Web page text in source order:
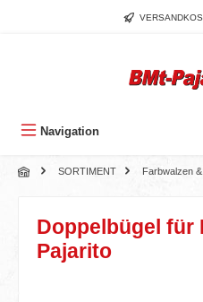
Zum Hauptinhalt springen
Navigation
SORTIMENT Farbwalzen
Doppelbügel für
Pajarito